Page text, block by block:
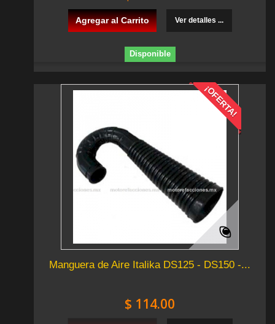
Agregar al Carrito Ver detalles ...
Disponible
¡OFERTA!
Manguera de Aire Italika DS125 - DS150 -...
$ 114.00